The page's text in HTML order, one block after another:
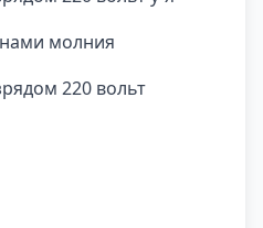
молния
220 вольт